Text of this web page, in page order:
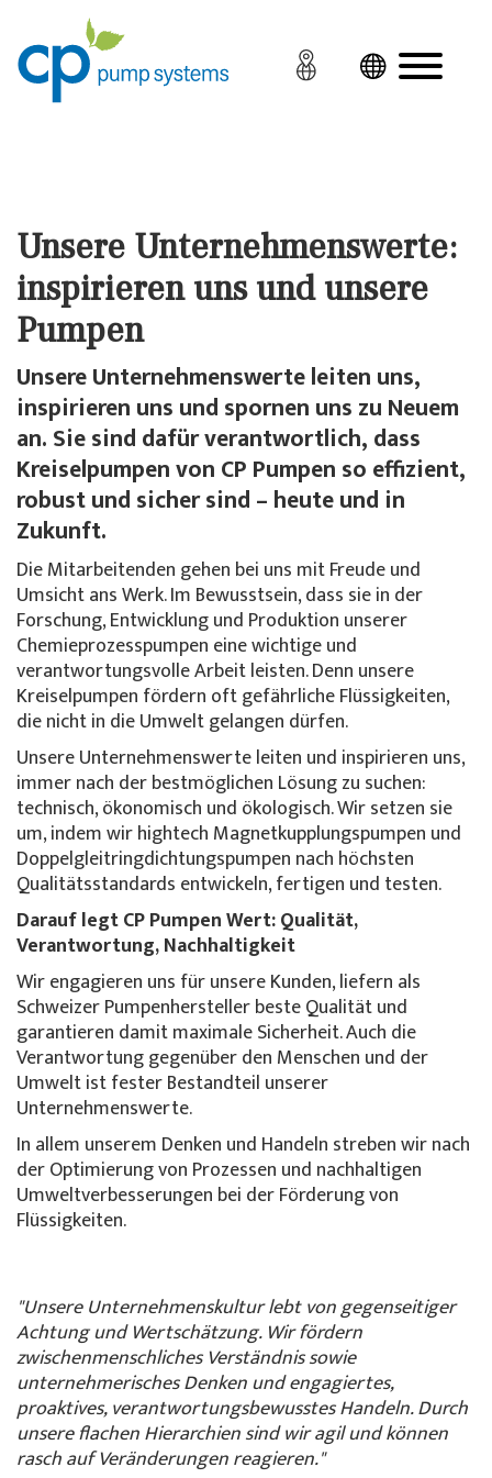
Unsere Unternehmenswerte:
inspirieren uns und unsere
Pumpen
Unsere Unternehmenswerte leiten uns,
inspirieren uns und spornen uns zu Neuem
an. Sie sind dafür verantwortlich, dass
Kreiselpumpen von CP Pumpen so effizient,
robust und sicher sind – heute und in
Zukunft.
Die Mitarbeitenden gehen bei uns mit Freude und
Umsicht ans Werk. Im Bewusstsein, dass sie in der
Forschung, Entwicklung und Produktion unserer
Chemieprozesspumpen eine wichtige und
verantwortungsvolle Arbeit leisten. Denn unsere
Kreiselpumpen fördern oft gefährliche Flüssigkeiten,
die nicht in die Umwelt gelangen dürfen.
Unsere Unternehmenswerte leiten und inspirieren uns,
immer nach der bestmöglichen Lösung zu suchen:
technisch, ökonomisch und ökologisch. Wir setzen sie
um, indem wir hightech Magnetkupplungspumpen und
Doppelgleitringdichtungspumpen nach höchsten
Qualitätsstandards entwickeln, fertigen und testen.
Darauf legt CP Pumpen Wert: Qualität,
Verantwortung, Nachhaltigkeit
Wir engagieren uns für unsere Kunden, liefern als
Schweizer Pumpenhersteller beste Qualität und
garantieren damit maximale Sicherheit. Auch die
Verantwortung gegenüber den Menschen und der
Umwelt ist fester Bestandteil unserer
Unternehmenswerte.
In allem unserem Denken und Handeln streben wir nach
der Optimierung von Prozessen und nachhaltigen
Umweltverbesserungen bei der Förderung von
Flüssigkeiten.
"Unsere Unternehmenskultur lebt von gegenseitiger
Achtung und Wertschätzung. Wir fördern
zwischenmenschliches Verständnis sowie
unternehmerisches Denken und engagiertes,
proaktives, verantwortungsbewusstes Handeln. Durch
unsere flachen Hierarchien sind wir agil und können
rasch auf Veränderungen reagieren."